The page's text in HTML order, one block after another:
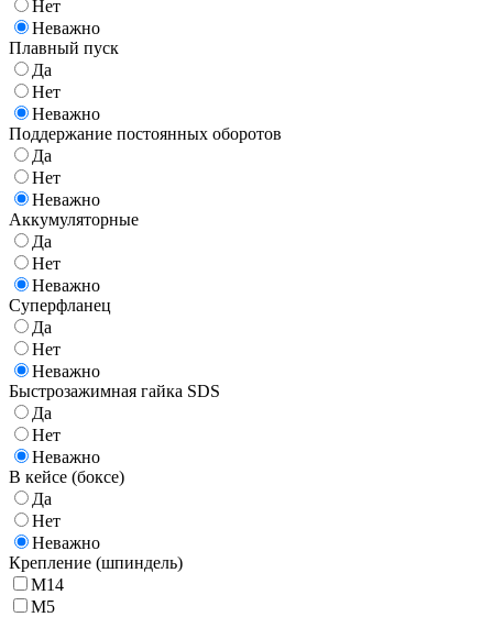
Нет
Неважно
Плавный пуск
Да
Нет
Неважно
Поддержание постоянных оборотов
Да
Нет
Неважно
Аккумуляторные
Да
Нет
Неважно
Суперфланец
Да
Нет
Неважно
Быстрозажимная гайка SDS
Да
Нет
Неважно
В кейсе (боксе)
Да
Нет
Неважно
Крепление (шпиндель)
М14
M5